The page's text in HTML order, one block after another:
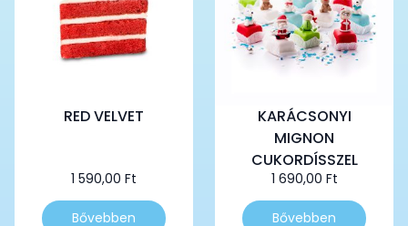
RED VELVET
1 590,00 Ft
Bővebben
KARÁCSONYI
MIGNON
CUKORDÍSSZEL
1 690,00 Ft
Bővebben